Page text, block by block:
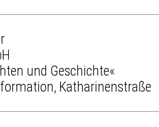
und Geschichte«
Katharinenstraße